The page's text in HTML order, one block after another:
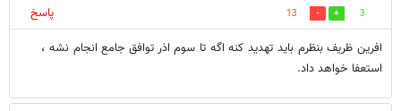
3
13
پاسخ
افرين ظريف بنظرم بايد تهديد كنه اگه تا سوم اذر توافق جامع انجام نشه ،
استعفا خواهد داد.